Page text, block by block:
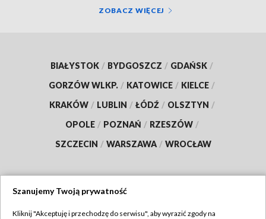
ZOBACZ WIĘCEJ
BIAŁYSTOK / BYDGOSZCZ / GDAŃSK /
GORZÓW WLKP. / KATOWICE / KIELCE /
KRAKÓW / LUBLIN / ŁÓDŹ / OLSZTYN /
OPOLE / POZNAŃ / RZESZÓW /
SZCZECIN / WARSZAWA / WROCŁAW
Szanujemy Twoją prywatność
Kliknij "Akceptuję i przechodzę do serwisu", aby wyrazić zgody na